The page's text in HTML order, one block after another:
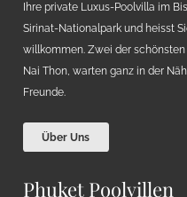
Ihre private Luxus-Poolvilla im
Sirinat-Nationalpark und heisst
willkommen. Zwei der schönsten
Nai Thon, warten ganz in der
Freunde.
Über Uns
Phuket Poolvillen